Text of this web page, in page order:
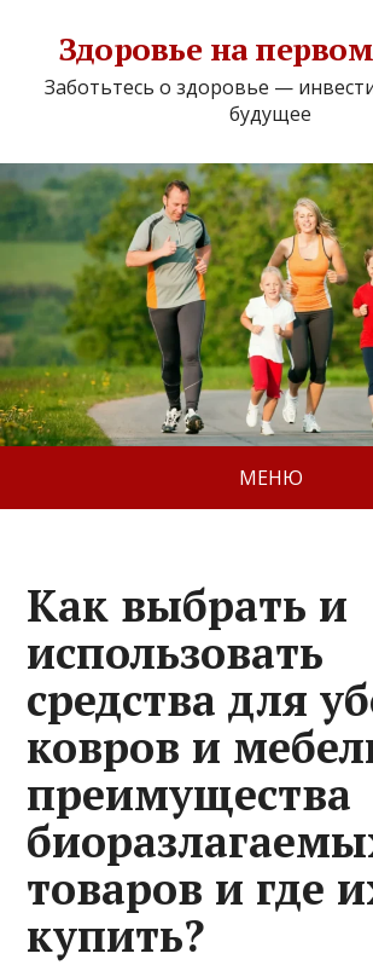
Здоровье на
Заботьтесь о здоровье —
будущее
МЕНЮ
Как выбрать и
использовать
средства для
ковров и
преимущества
товаров и где
купить?